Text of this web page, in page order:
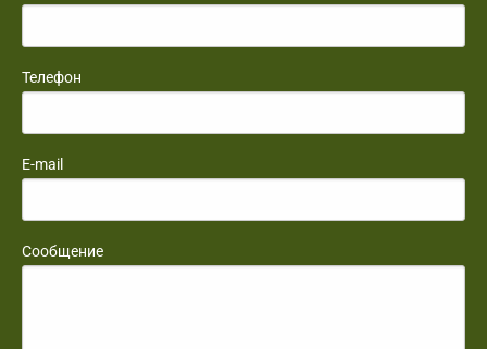
Телефон
E-mail
Сообщение